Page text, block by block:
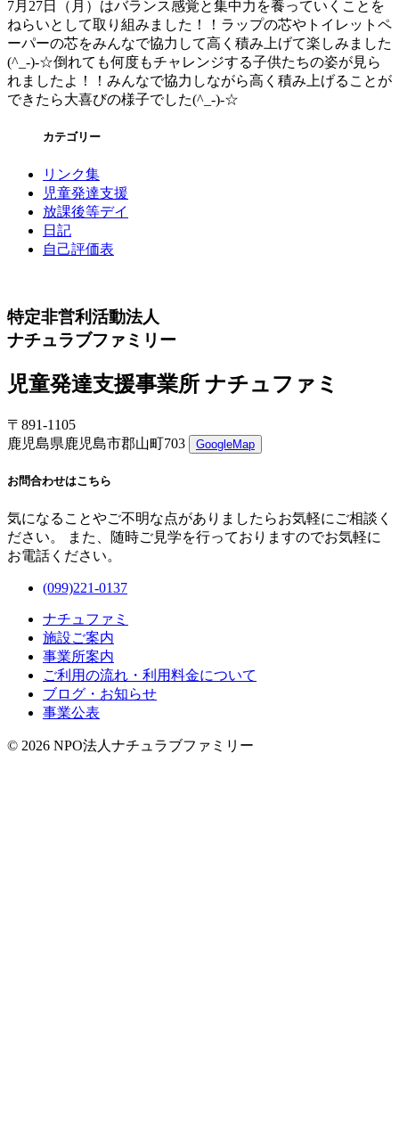
7月27日（月）はバランス感覚と集中力を養っていくことを
ねらいとして取り組みました！！ラップの芯やトイレットペ
ーパーの芯をみんなで協力して高く積み上げて楽しみました
(^_-)-☆倒れても何度もチャレンジする子供たちの姿が見ら
れましたよ！！みんなで協力しながら高く積み上げることが
できたら大喜びの様子でした(^_-)-☆
カテゴリー
リンク集
児童発達支援
放課後等デイ
日記
自己評価表
特定非営利活動法人
ナチュラブファミリー
児童発達支援事業所 ナチュファミ
〒891-1105
鹿児島県鹿児島市郡山町703
GoogleMap
お問合わせはこちら
気になることやご不明な点がありましたらお気軽にご相談く
ださい。 また、随時ご見学を行っておりますのでお気軽に
お電話ください。
(099)221-0137
ナチュファミ
施設ご案内
事業所案内
ご利用の流れ・利用料金について
ブログ・お知らせ
事業公表
© 2026 NPO法人ナチュラブファミリー